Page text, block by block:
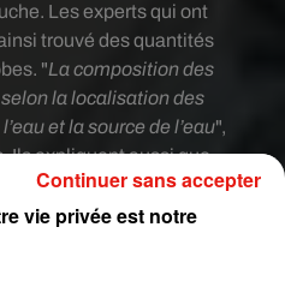
Les experts qui ont
trouvé des quantités
"La composition des
la localisation des
et la source de l’eau",
Ils expliquent aussi que
en eau traitée
MNT retrouvés sur les
élevé.
vie privée est notre
Continuer sans accepter